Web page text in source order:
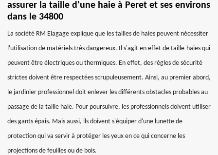
assurer la taille d'une haie à Peret et ses environs
dans le 34800
La société RM Elagage explique que les tailles de haies peuvent nécessiter
l'utilisation de matériels très dangereux. Il s'agit en effet de taille-haies qui
peuvent être électriques ou thermiques. En effet, des règles de sécurité
strictes doivent être respectées scrupuleusement. Ainsi, au premier abord,
le jardinier professionnel doit enlever les différents obstacles probables au
passage de la taille haie. Pour poursuivre, les professionnels doivent utiliser
des gants épais. Mais aussi, ils doivent s'équiper d'une lunette de
protection qui va servir à protéger les yeux en ce qui concerne les
projections de feuilles ou de bois.